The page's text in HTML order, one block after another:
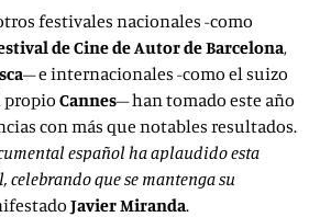
festivales nacionales -como
de Cine de Autor de Barcelona,
– e internacionales -como el suizo
propio Cannes– han tomado este año
con más que notables resultados.
español ha aplaudido esta
que se mantenga su
Javier Miranda.